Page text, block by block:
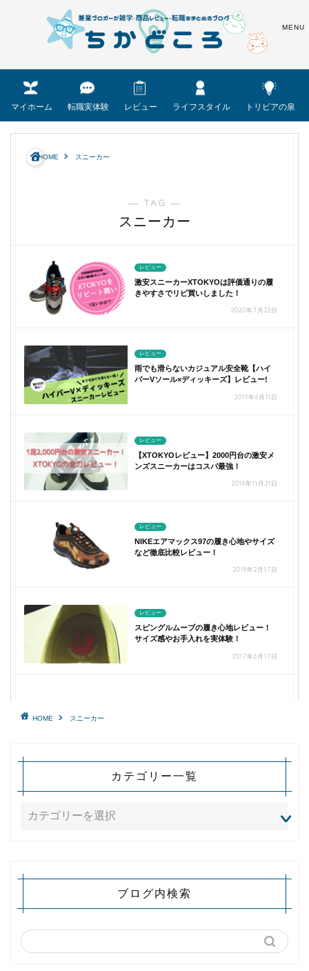
マイホーム 転職実体験 レビュー ライフスタイル トリビアの泉
HOME スニーカー
― TAG ―
スニーカー
レビュー
激安スニーカーXTOKYOは評価通りの履
きやすさでリピ買いしました！
2020年7月22日
レビュー
雨でも滑らないカジュアル安全靴【ハイ
パーVソール×ディッキーズ】レビュー!
2019年6月11日
レビュー
【XTOKYOレビュー】2000円台の激安メ
ンズスニーカーはコスパ最強！
2018年11月21日
レビュー
NIKEエアマックス97の履き心地やサイズ
など徹底比較レビュー！
2018年2月17日
レビュー
スピングルムーブの履き心地レビュー！
サイズ感やお手入れを実体験！
2017年6月17日
HOME スニーカー
カテゴリー一覧
ブログ内検索